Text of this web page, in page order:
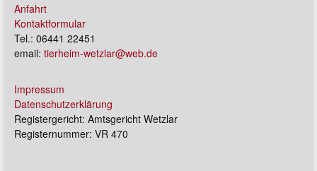
Anfahrt
Kontaktformular
Tel.: 06441 22451
email: tierheim-wetzlar@web.de
Impressum
Datenschutzerklärung
Registergericht: Amtsgericht Wetzlar
Registernummer: VR 470